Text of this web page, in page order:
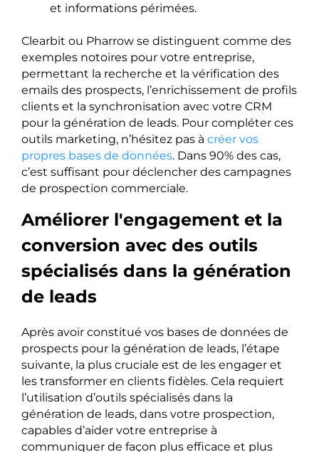
et informations périmées.
Clearbit ou Pharrow se distinguent comme des
exemples notoires pour votre entreprise,
permettant la recherche et la vérification des
emails des prospects, l’enrichissement de profils
clients et la synchronisation avec votre CRM
pour la génération de leads. Pour compléter ces
outils marketing, n’hésitez pas à créer vos
propres bases de données. Dans 90% des cas,
c’est suffisant pour déclencher des campagnes
de prospection commerciale.
Améliorer l'engagement et la
conversion avec des outils
spécialisés dans la génération
de leads
Après avoir constitué vos bases de données de
prospects pour la génération de leads, l’étape
suivante, la plus cruciale est de les engager et
les transformer en clients fidèles. Cela requiert
l’utilisation d’outils spécialisés dans la
génération de leads, dans votre prospection,
capables d’aider votre entreprise à
communiquer de façon plus efficace et plus